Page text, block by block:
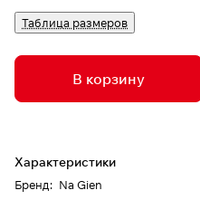
Таблица размеров
В корзину
Характеристики
Бренд: Na Gien